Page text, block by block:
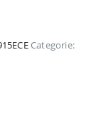
Categorie: